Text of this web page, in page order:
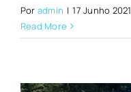
Por admin | 17 Junho 2021
Read More